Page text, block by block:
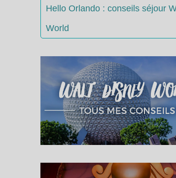
Hello Orlando : conseils séjour
World